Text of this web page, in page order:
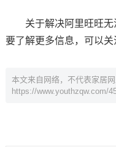
关于解决阿里旺旺
要了解更多信息，可以关
本文来自网络，不代表家居
https://www.youthzqw.com/